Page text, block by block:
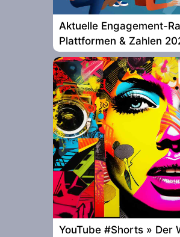
Aktuelle Engagement-
Plattformen & Zahlen
YouTube #Shorts » Der